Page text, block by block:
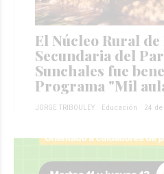
El Núcleo Rural
Secundaria del
Sunchales fue
Programa "Mil
JORGE TRIBOULEY Educación 24